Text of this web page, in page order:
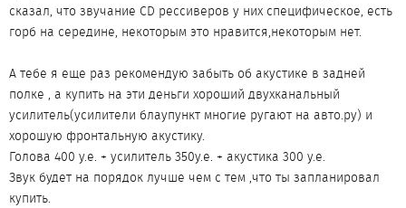
сказал, что звучание CD рессиверов у них специфическое, есть
горб на середине, некоторым это нравится,некоторым нет.
А тебе я еще раз рекомендую забыть об акустике в задней
полке , а купить на эти деньги хороший двухканальный
усилитель(усилители блаупункт многие ругают на авто.ру) и
хорошую фронтальную акустику.
Голова 400 у.е. + усилитель 350у.е. + акустика 300 у.е.
Звук будет на порядок лучше чем с тем ,что ты запланировал
купить.